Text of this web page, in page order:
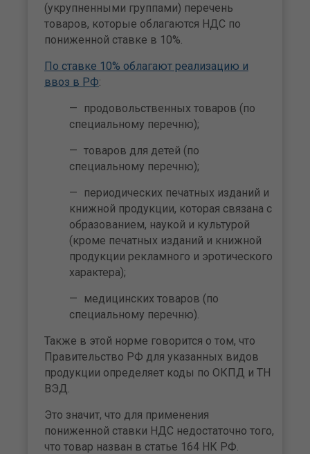
(укрупненными группами) перечень
товаров, которые облагаются НДС по
пониженной ставке в 10%.
По ставке 10% облагают реализацию и
ввоз в РФ:
продовольственных товаров (по
специальному перечню);
товаров для детей (по
специальному перечню);
периодических печатных изданий и
книжной продукции, которая связана с
образованием, наукой и культурой
(кроме печатных изданий и книжной
продукции рекламного и эротического
характера);
медицинских товаров (по
специальному перечню).
Также в этой норме говорится о том, что
Правительство РФ для указанных видов
продукции определяет коды по ОКПД и ТН
ВЭД.
Это значит, что для применения
пониженной ставки НДС недостаточно того,
что товар назван в статье 164 НК РФ.